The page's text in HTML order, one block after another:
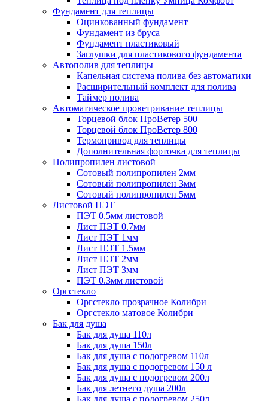
Фундамент для теплицы
Оцинкованный фундамент
Фундамент из бруса
Фундамент пластиковый
Заглушки для пластикового фундамента
Автополив для теплицы
Капельная система полива без автоматики
Расширительный комплект для полива
Таймер полива
Автоматическое проветривание теплицы
Торцевой блок ПроВетер 500
Торцевой блок ПроВетер 800
Термопривод для теплицы
Дополнительная форточка для теплицы
Полипропилен листовой
Сотовый полипропилен 2мм
Сотовый полипропилен 3мм
Сотовый полипропилен 5мм
Листовой ПЭТ
ПЭТ 0.5мм листовой
Лист ПЭТ 0.7мм
Лист ПЭТ 1мм
Лист ПЭТ 1.5мм
Лист ПЭТ 2мм
Лист ПЭТ 3мм
ПЭТ 0.3мм листовой
Оргстекло
Оргстекло прозрачное Колибри
Оргстекло матовое Колибри
Бак для душа
Бак для душа 110л
Бак для душа 150л
Бак для душа с подогревом 110л
Бак для душа с подогревом 150 л
Бак для душа с подогревом 200л
Бак для летнего душа 200л
Бак для душа с подогревом 250л